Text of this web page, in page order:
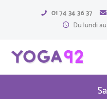
01 74 34 36 37
Du lundi